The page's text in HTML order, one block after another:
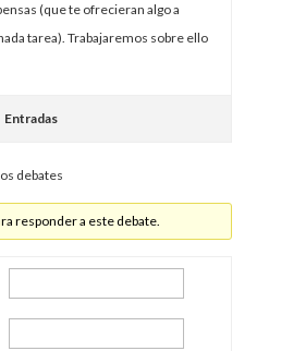
(que te ofrecieran algo a
tarea). Trabajaremos sobre ello
Entradas
debates
responder a este debate.